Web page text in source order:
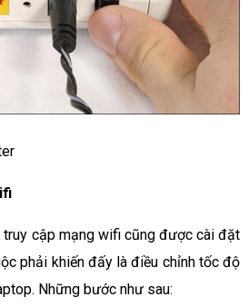
truy cập mạng wifi cũng được cài đặt
phải khiến đấy là điều chỉnh tốc độ
Những bước như sau: